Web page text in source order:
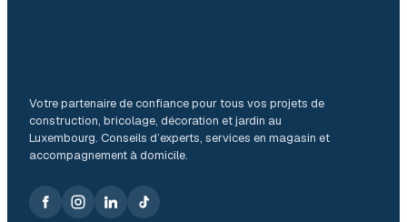
Votre partenaire de confiance pour tous vos projets de
construction, bricolage, décoration et jardin au
Luxembourg. Conseils d’experts, services en magasin et
accompagnement à domicile.